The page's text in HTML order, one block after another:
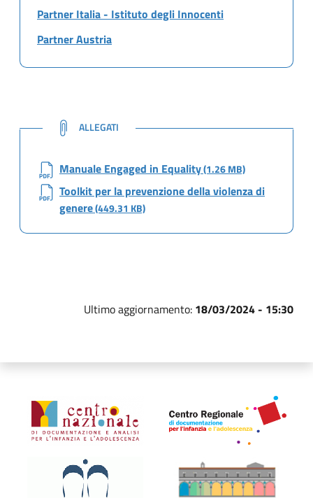
Partner Italia - Istituto degli Innocenti
Partner Austria
NOTE
ALLEGATI
Manuale Engaged in Equality(1.26 MB)
Toolkit per la prevenzione della violenza di
genere(449.31 KB)
Ultimo aggiornamento: 18/03/2024 - 15:30
Organismi collegati